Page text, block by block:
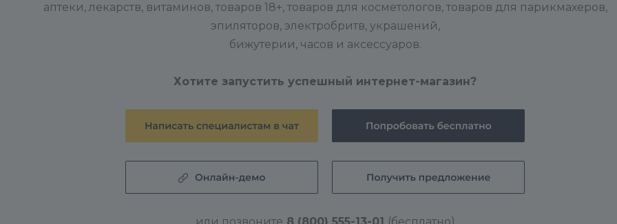
аптеки, лекарств, витаминов, товаров 18+, товаров для косметологов, товаров для парикмахеров,
эпиляторов, электробритв, украшений,
бижутерии, часов и аксессуаров.
Хотите запустить успешный интернет-магазин?